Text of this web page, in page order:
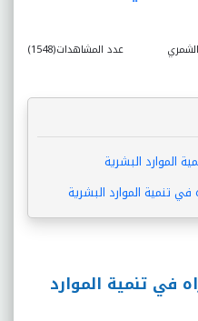
عدد المشاهدات(1548)
الموارد البشرية
تنمية الموارد البشرية
في تنمية الموارد